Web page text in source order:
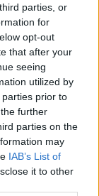
parties, or
for
opt-out
that after your
seeing
utilized by
prior to
further
parties on the
may
IAB’s List of
it to other
tra le